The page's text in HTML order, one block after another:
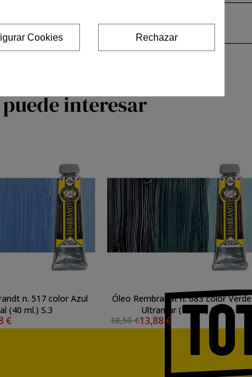
interesar
n. 517 color Azul
Real (40 ml.) S.3
€
Óleo Rembrandt n. 683 color Verde
Ultramar (40 ml.) S.3
18,50 €13,88 €
Cookies Rechazar